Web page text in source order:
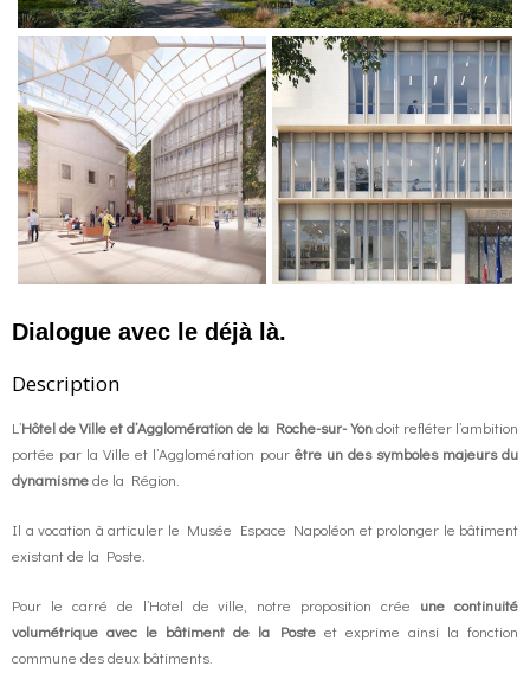
k
r
a
FR
EN
Dialogue avec le déjà là.
Description
L’Hôtel de Ville et d’Agglomération de la Roche-sur-Yondoit refléter l’ambition
portée par la Ville et l’Agglomération pour être un des symboles majeurs du
dynamismede la Région.
Il a vocation à articuler le Musée Espace Napoléon et prolonger le bâtiment
existant de la Poste.
Pour le carré de l’Hotel de ville, notre proposition crée une continuité
volumétrique avec le bâtiment de la Poste et exprime ainsi la fonction
commune des deux bâtiments.